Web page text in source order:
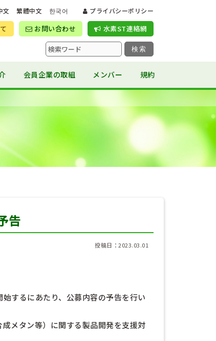
文 繁體中文 한국어 プライバシーポリシー
お問い合わせ 水素ST連絡網
検索
会員企業の取組 メンバー 規約
告
投稿日：2023.03.01
するにあたり、公募内容の予告を行い
メタン等）に関する製品開発を支援対